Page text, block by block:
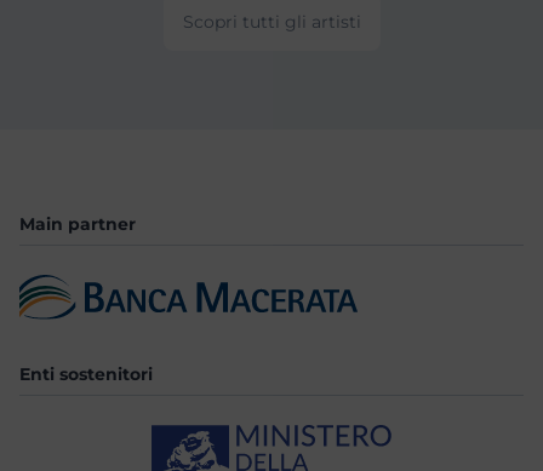
Scopri tutti gli artisti
Main partner
Enti sostenitori